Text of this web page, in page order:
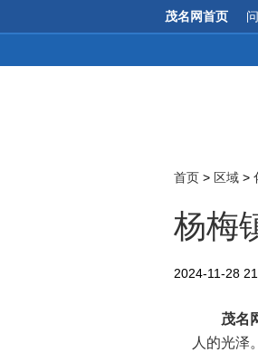
茂名网首页
首页 > 区域 >
杨梅
2024-11-28
茂名
人的光泽